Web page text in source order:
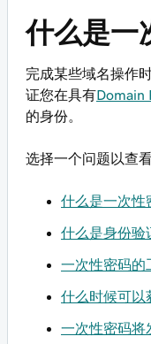
什么是一
完成某些域名操作
证您在具有Domain
的身份。
选择一个问题以查
什么是一次性
什么是身份验
一次性密码的
什么时候可以
一次性密码将